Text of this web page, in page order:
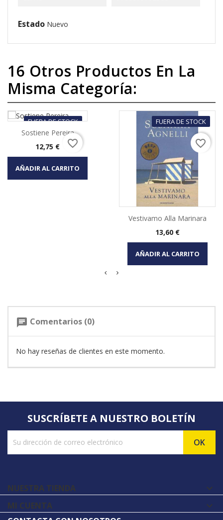
Estado Nuevo
16 Otros Productos En La
Misma Categoría:
FUERA DE STOCK
Sostiene Pereira
Precio
12,75 €
AÑADIR AL CARRITO
favorite_border
FUERA DE STOCK
Vestivamo Alla Marinara
Precio
13,60 €
AÑADIR AL CARRITO
favorite_border
chat Comentarios (0)
No hay reseñas de clientes en este momento.
SUSCRÍBETE A NUESTRO BOLETÍN
NUESTRA TIENDA 
MI CUENTA 